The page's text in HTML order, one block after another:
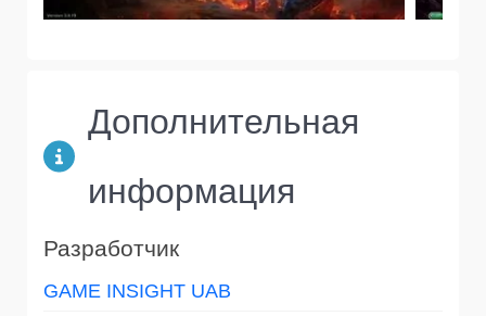
Дополнительная
информация
Разработчик
GAME INSIGHT UAB